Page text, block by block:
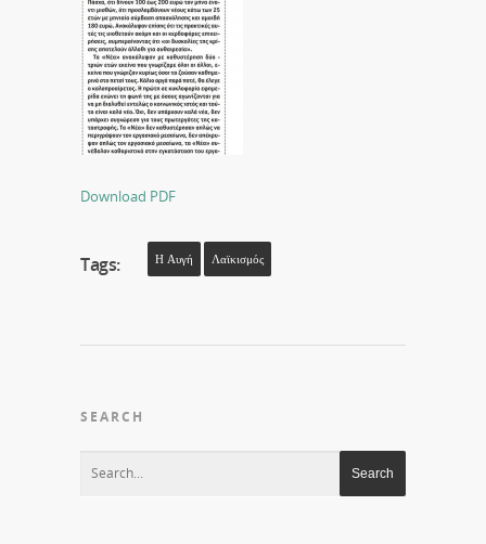
Download PDF
Tags: Η Αυγή Λαϊκισμός
SEARCH